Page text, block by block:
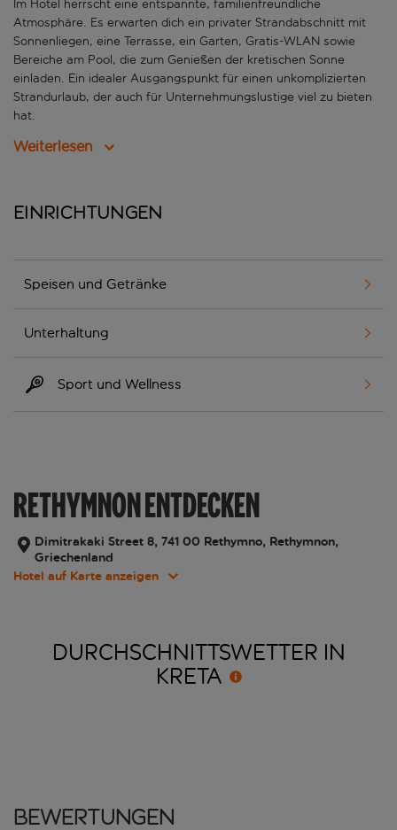
Im Hotel herrscht eine entspannte, familienfreundliche
Atmosphäre. Es erwarten dich ein privater Strandabschnitt mit
Sonnenliegen, eine Terrasse, ein Garten, Gratis-WLAN sowie
Bereiche am Pool, die zum Genießen der kretischen Sonne
einladen. Ein idealer Ausgangspunkt für einen unkomplizierten
Strandurlaub, der auch für Unternehmungslustige viel zu bieten
hat.
Weiterlesen
Einrichtungen
Speisen und Getränke
Unterhaltung
Sport und Wellness
RETHYMNON ENTDECKEN
Dimitrakaki Street 8, 741 00 Rethymno, Rethymnon,
Griechenland
Hotel auf Karte anzeigen
DURCHSCHNITTSWETTER IN
KRETA
Bewertungen